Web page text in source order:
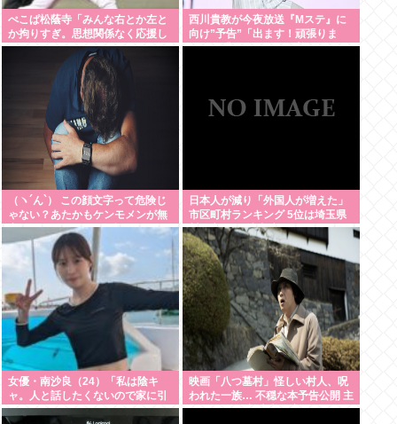
ぺこぱ松蔭寺「みんな右とか左と
か拘りすぎ。思想関係なく応援し
ようよ」
西川貴教が今夜放送『Mステ』に
向け”予告”「出ます！頑張りま
す！」「恐らくアレも着ます！」
（ヽ´ん`） この顔文字って危険じ
ゃない？あたかもケンモメンが無
害で優しい一般人だと誤解させる
恐れがある
日本人が減り「外国人が増えた」
市区町村ランキング 5位は埼玉県
川口市、4位京都市
女優・南沙良（24）「私は陰キ
ャ。人と話したくないので家に引
きこもってPCでアニメを観ていた
映画「八つ墓村」怪しい村人、呪
われた一族… 不穏な本予告公開 主
題歌はB’zの松本孝弘率いるTMG